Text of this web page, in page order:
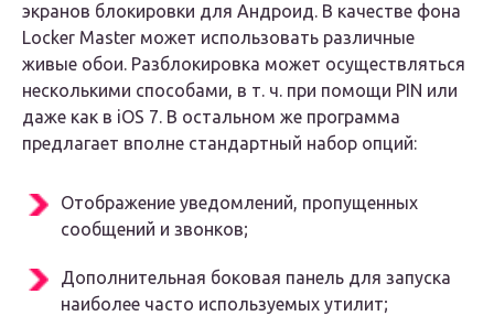
экранов блокировки для Андроид. В качестве фона
Locker Master может использовать различные
живые обои. Разблокировка может осуществляться
несколькими способами, в т. ч. при помощи PIN или
даже как в iOS 7. В остальном же программа
предлагает вполне стандартный набор опций:
Отображение уведомлений, пропущенных
сообщений и звонков;
Дополнительная боковая панель для запуска
наиболее часто используемых утилит;